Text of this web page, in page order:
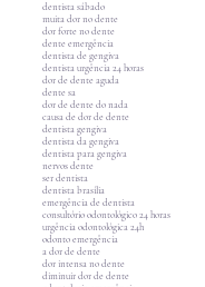
dentista sábado
muita dor no dente
dor forte no dente
dente emergência
dentista de gengiva
dentista urgência 24 horas
dor de dente aguda
dente sa
dor de dente do nada
causa de dor de dente
dentista gengiva
dentista da gengiva
dentista para gengiva
nervos dente
ser dentista
dentista brasília
emergência de dentista
consultório odontológico 24 horas
urgência odontológica 24h
odonto emergência
a dor de dente
dor intensa no dente
diminuir dor de dente